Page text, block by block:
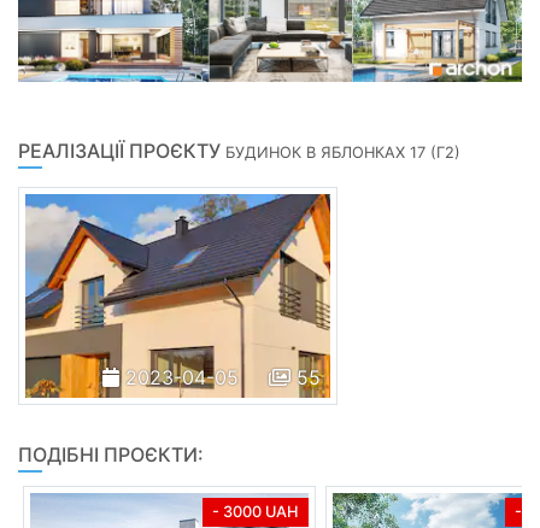
РЕАЛІЗАЦІЇ ПРОЄКТУ БУДИНОК В ЯБЛОНКАХ 17 (Г2)
2023-04-05 55
ПОДІБНІ ПРОЄКТИ:
- 3000 UAH -